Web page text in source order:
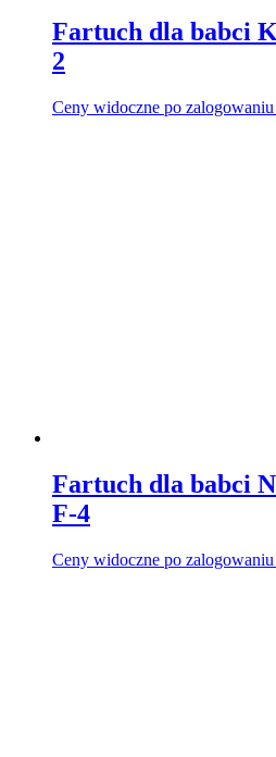
Fartuch dla babci
2
Ceny widoczne po zalogowaniu
Fartuch dla babci
F-4
Ceny widoczne po zalogowaniu